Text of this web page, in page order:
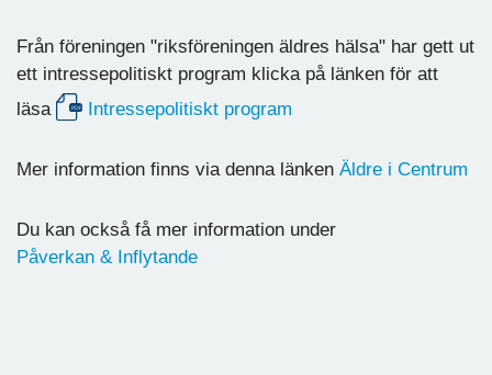
Från föreningen "riksföreningen äldres hälsa" har gett ut
ett intressepolitiskt program klicka på länken för att
läsa
Intressepolitiskt program
Mer information finns via denna länken Äldre i Centrum
Du kan också få mer information under
Påverkan & Inflytande